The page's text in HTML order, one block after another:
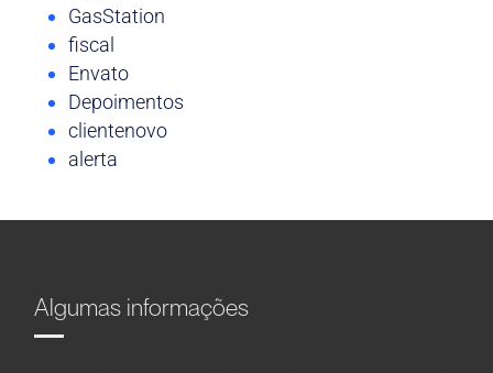
GasStation
fiscal
Envato
Depoimentos
clientenovo
alerta
Algumas informações